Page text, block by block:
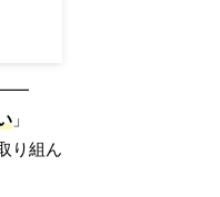
――
」
り組ん